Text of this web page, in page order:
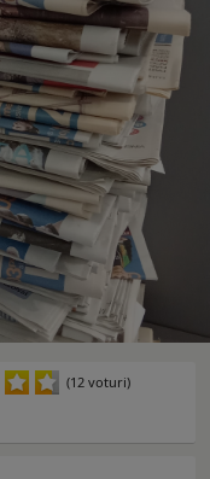
(12 voturi)